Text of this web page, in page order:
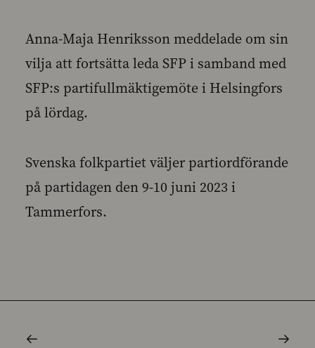
Anna-Maja Henriksson meddelade om sin
vilja att fortsätta leda SFP i samband med
SFP:s partifullmäktigemöte i Helsingfors
på lördag.
Svenska folkpartiet väljer partiordförande
på partidagen den 9-10 juni 2023 i
Tammerfors.